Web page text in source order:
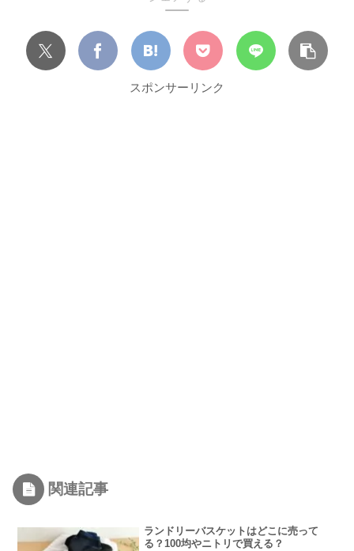
スポンサーリンク
関連記事
ランドリーバスケットはどこに売って
る？100均やニトリで買える？